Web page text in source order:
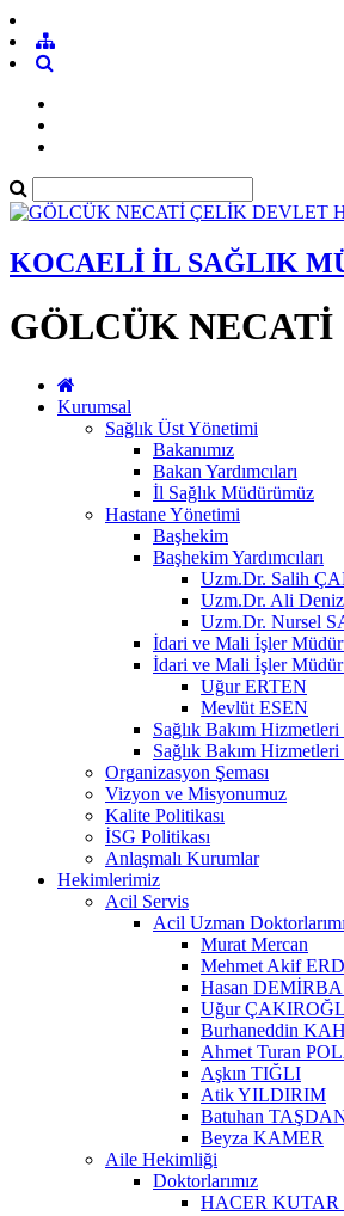
KOCAELİ İL SAĞLIK
GÖLCÜK
Kurumsal
Sağlık Üst Yönetimi
Bakanımız
Bakan Yardımcıları
İl Sağlık Müdürümüz
Hastane Yönetimi
Başhekim
Başhekim Yardımcıları
Uzm.Dr. Salih
Uzm.Dr. Ali
Uzm.Dr. Nursel
İdari ve Mali İşler
İdari ve Mali İşler Müdür
Uğur ERTEN
Mevlüt ESEN
Sağlık Bakım
Sağlık Bakım Hizmetleri
Organizasyon Şeması
Vizyon ve Misyonumuz
Kalite Politikası
İSG Politikası
Anlaşmalı Kurumlar
Hekimlerimiz
Acil Servis
Acil Uzman
Murat Mercan
Mehmet Akif
Hasan
Uğur
Burhaneddin
Ahmet Turan
Aşkın TIĞLI
Atik YILDIRIM
Batuhan
Beyza KAMER
Aile Hekimliği
Doktorlarımız
HACER KUTAR